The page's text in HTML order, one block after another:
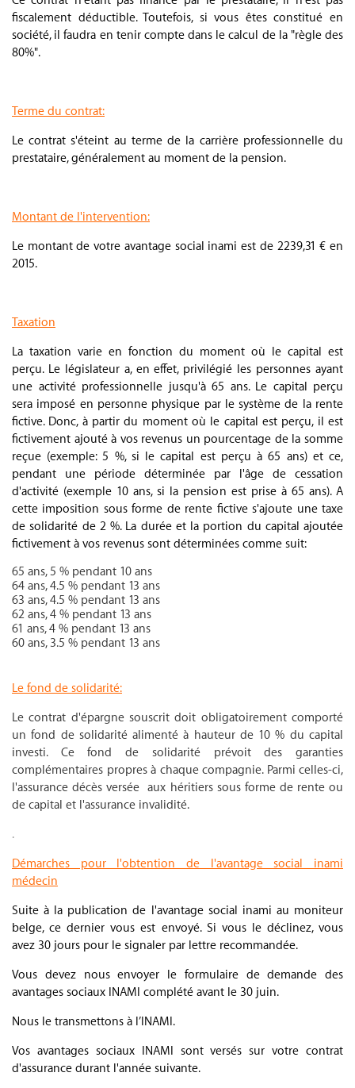
fiscalement déductible. Toutefois, si vous êtes constitué en
société, il faudra en tenir compte dans le calcul de la "règle des
80%".
Terme du contrat:
Le contrat s'éteint au terme de la carrière professionnelle du
prestataire, généralement au moment de la pension.
Montant de l'intervention:
Le montant de votre avantage social inami est de 2239,31 € en
2015.
Taxation
La taxation varie en fonction du moment où le capital est
perçu. Le législateur a, en effet, privilégié les personnes ayant
une activité professionnelle jusqu'à 65 ans. Le capital perçu
sera imposé en personne physique par le système de la rente
fictive. Donc, à partir du moment où le capital est perçu, il est
fictivement ajouté à vos revenus un pourcentage de la somme
reçue (exemple: 5 %, si le capital est perçu à 65 ans) et ce,
pendant une période déterminée par l'âge de cessation
d'activité (exemple 10 ans, si la pension est prise à 65 ans). A
cette imposition sous forme de rente fictive s'ajoute une taxe
de solidarité de 2 %. La durée et la portion du capital ajoutée
fictivement à vos revenus sont déterminées comme suit:
65 ans, 5 % pendant 10 ans
64 ans, 4.5 % pendant 13 ans
63 ans, 4.5 % pendant 13 ans
62 ans, 4 % pendant 13 ans
61 ans, 4 % pendant 13 ans
60 ans, 3.5 % pendant 13 ans
Le fond de solidarité:
Le contrat d'épargne souscrit doit obligatoirement comporté
un fond de solidarité alimenté à hauteur de 10 % du capital
investi. Ce fond de solidarité prévoit des garanties
complémentaires propres à chaque compagnie. Parmi celles-ci,
l'assurance décès versée aux héritiers sous forme de rente ou
de capital et l'assurance invalidité.
.
Démarches pour l'obtention de l'avantage social inami
médecin
Suite à la publication de l'avantage social inami au moniteur
belge, ce dernier vous est envoyé. Si vous le déclinez, vous
avez 30 jours pour le signaler par lettre recommandée.
Vous devez nous envoyer le formulaire de demande des
avantages sociaux INAMI complété avant le 30 juin.
Nous le transmettons à l’INAMI.
Vos avantages sociaux INAMI sont versés sur votre contrat
d'assurance durant l'année suivante.